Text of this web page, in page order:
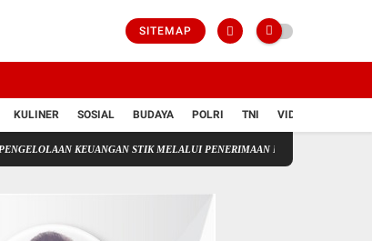
SITEMAP
KULINER SOSIAL BUDAYA POLRI TNI VIDIO
STIK MELALUI PENERIMAAN NEGERA BUKAN PAJAK(PNBP)